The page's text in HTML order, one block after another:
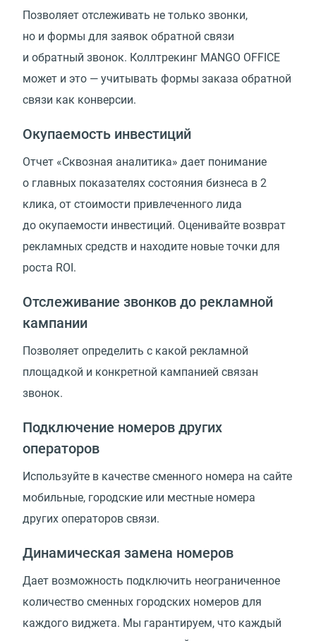
Позволяет отслеживать не только звонки,
но и формы для заявок обратной связи
и обратный звонок. Коллтрекинг MANGO OFFICE
может и это — учитывать формы заказа обратной
связи как конверсии.
Окупаемость инвестиций
Отчет «Сквозная аналитика» дает понимание
о главных показателях состояния бизнеса в 2
клика, от стоимости привлеченного лида
до окупаемости инвестиций. Оценивайте возврат
рекламных средств и находите новые точки для
роста ROI.
Отслеживание звонков до рекламной
кампании
Позволяет определить с какой рекламной
площадкой и конкретной кампанией связан
звонок.
Подключение номеров других
операторов
Используйте в качестве сменного номера на сайте
мобильные, городские или местные номера
других операторов связи.
Динамическая замена номеров
Дает возможность подключить неограниченное
количество сменных городских номеров для
каждого виджета. Мы гарантируем, что каждый